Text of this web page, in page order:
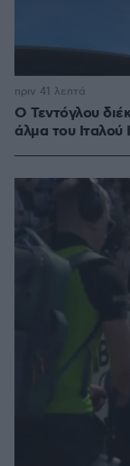
Ο Τεντόγλου
άλμα του Ιταλού
πριν 41 λεπτά